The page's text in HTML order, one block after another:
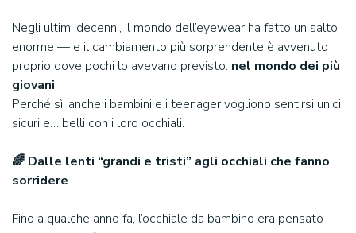
Negli ultimi decenni, il mondo dell’eyewear ha fatto un salto
enorme — e il cambiamento più sorprendente è avvenuto
proprio dove pochi lo avevano previsto: nel mondo dei più
giovani.
Perché sì, anche i bambini e i teenager vogliono sentirsi unici,
sicuri e… belli con i loro occhiali.
🌈 Dalle lenti “grandi e tristi” agli occhiali che fanno
sorridere
Fino a qualche anno fa, l’occhiale da bambino era pensato